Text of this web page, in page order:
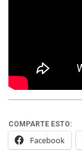
COMPARTE ESTO:
Facebook